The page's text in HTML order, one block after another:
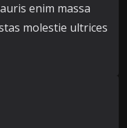
enim massa
molestie ultrices